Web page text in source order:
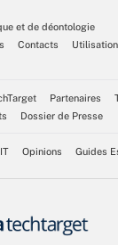
et de déontologie
Contacts
Partenaires
Dossier de Presse
Opinions Guides